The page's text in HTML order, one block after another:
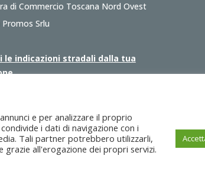
di Commercio Toscana Nord Ovest
Promos Srlu
le indicazioni stradali dalla tua
c/o CCIAA Toscana Nord Ovest, Corte Campana 10,
e per analizzare il proprio
i dati di navigazione con i
Tali partner potrebbero utilizzarli,
all'erogazione dei propri servizi.